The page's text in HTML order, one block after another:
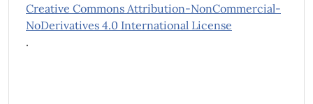
Creative Commons Attribution-NonCommercial-
NoDerivatives 4.0 International License
.